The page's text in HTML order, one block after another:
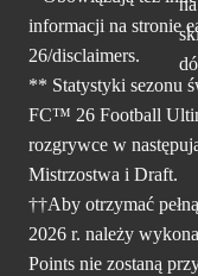
informacji na stronie
26/disclaimers.
** Statystyki sezonu
FC™ 26 Football
rozgrywce w
Mistrzostwa i Draft.
††Aby otrzymać
2026 r. należy
Points nie zostaną